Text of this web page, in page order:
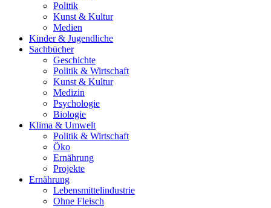
Politik
Kunst & Kultur
Medien
Kinder & Jugendliche
Sachbücher
Geschichte
Politik & Wirtschaft
Kunst & Kultur
Medizin
Psychologie
Biologie
Klima & Umwelt
Politik & Wirtschaft
Öko
Ernährung
Projekte
Ernährung
Lebensmittelindustrie
Ohne Fleisch